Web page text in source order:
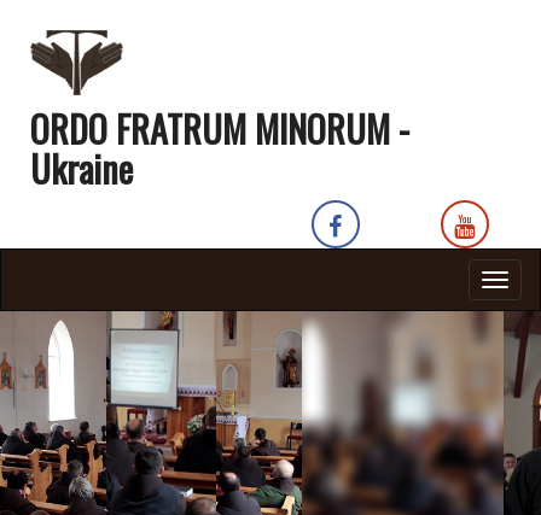
ORDO FRATRUM MINORUM -
Ukraine